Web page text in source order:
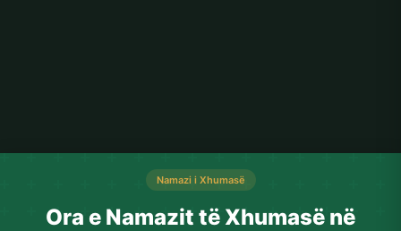
Namazi i Xhumasë
Ora e Namazit të Xhumasë në